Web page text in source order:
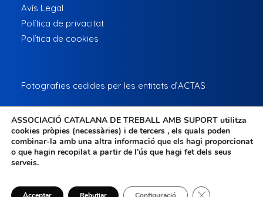
Avís Legal
Política de privacitat
Política de cookies
Fotografies cedides per les entitats d’ACTAS
© 2022-26 Actas · All rights reserved ·
ASSOCIACIÓ CATALANA DE TREBALL AMB SUPORT utilitza
cookies pròpies (necessàries) i de tercers , els quals poden
combinar-la amb una altra informació que els hagi proporcionat
o que hagin recopilat a partir de l’ús que hagi fet dels seus
serveis.
Tanca el bàner